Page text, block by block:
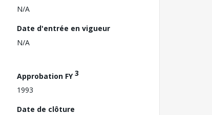
N/A
Date d'entrée en vigueur
N/A
Approbation FY3
1993
Date de clôture